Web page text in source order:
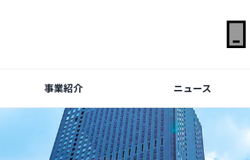
事業紹介 ニュース